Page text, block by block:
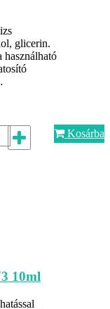
glicerin.
használható
Kosárba
10ml